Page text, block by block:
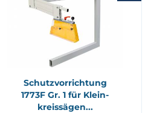
Schutz­vor­rich­tung
1773F Gr. 1 für Klein­
kreis­sä­gen...